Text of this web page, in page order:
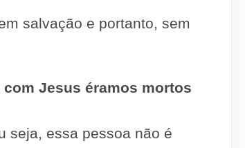
salvação e portanto, sem
Jesus éramos mortos
seja, essa pessoa não é